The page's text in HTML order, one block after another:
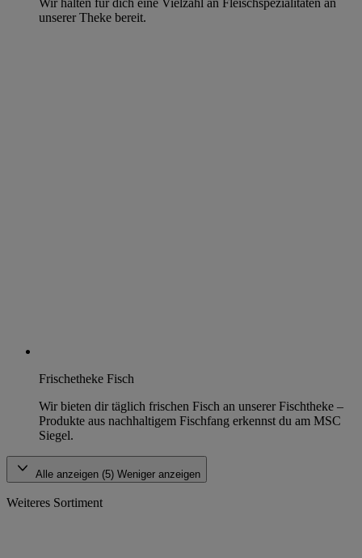
Wir halten für dich eine Vielzahl an Fleischspezialitäten an
unserer Theke bereit.
Frischetheke Fisch
Wir bieten dir täglich frischen Fisch an unserer Fischtheke –
Produkte aus nachhaltigem Fischfang erkennst du am MSC
Siegel.
Alle anzeigen (5) Weniger anzeigen
Weiteres Sortiment